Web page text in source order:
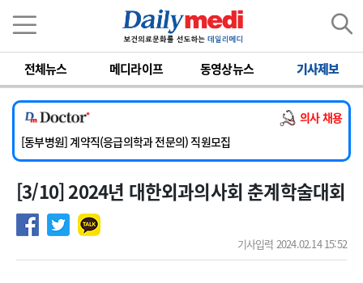
전체뉴스 메디라이프 동영상뉴스 기사제보
의사 채용
[서울아산병원] 2026년 하반기 인턴 모집
[영남대학교의료원] 마취통증의학과 임기제 임상의사 채용
[충남대학교병원] 소아청소년과(소아응급전담) 계약직 의사 공개채용
[동부병원] 계약직(응급의학과 전문의) 직원모집
[이대목동병원] 하반기 전공의(레지던트1년차) 모집
[서울아산병원] 2026년 하반기 인턴 모집
[영남대학교의료원] 마취통증의학과 임기제 임상의사 채용
[3/10] 2024년 대한외과의사회 춘계학술대회
기사입력 2024.02.14 15:52